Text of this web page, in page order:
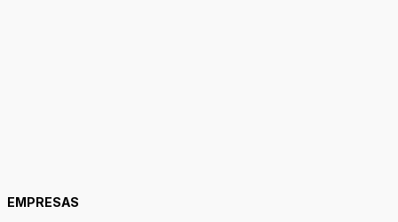
EMPRESAS